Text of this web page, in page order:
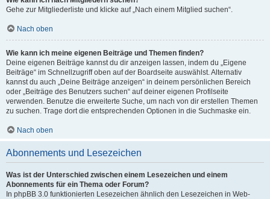
Gehe zur Mitgliederliste und klicke auf „Nach einem Mitglied suchen“.
Nach oben
Wie kann ich meine eigenen Beiträge und Themen finden?
Deine eigenen Beiträge kannst du dir anzeigen lassen, indem du „Eigene
Beiträge“ im Schnellzugriff oben auf der Boardseite auswählst. Alternativ
kannst du auch „Deine Beiträge anzeigen“ in deinem persönlichen Bereich
oder „Beiträge des Benutzers suchen“ auf deiner eigenen Profilseite
verwenden. Benutze die erweiterte Suche, um nach von dir erstellen Themen
zu suchen. Trage dort die entsprechenden Optionen in die Suchmaske ein.
Nach oben
Abonnements und Lesezeichen
Was ist der Unterschied zwischen einem Lesezeichen und einem
Abonnements für ein Thema oder Forum?
In phpBB 3.0 funktionierten Lesezeichen ähnlich den Lesezeichen in Web-